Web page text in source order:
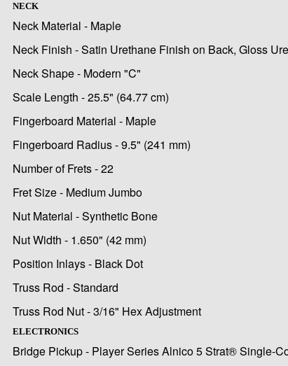
NECK
Neck Material - Maple
Neck Finish - Satin Urethane Finish on Back, Gloss
Neck Shape - Modern "C"
Scale Length - 25.5" (64.77 cm)
Fingerboard Material - Maple
Fingerboard Radius - 9.5" (241 mm)
Number of Frets - 22
Fret Size - Medium Jumbo
Nut Material - Synthetic Bone
Nut Width - 1.650" (42 mm)
Position Inlays - Black Dot
Truss Rod - Standard
Truss Rod Nut - 3/16" Hex Adjustment
ELECTRONICS
Bridge Pickup - Player Series Alnico 5 Strat® Single-